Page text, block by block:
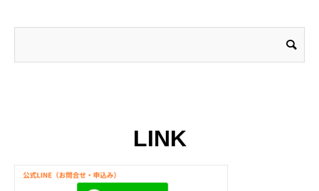
LINK